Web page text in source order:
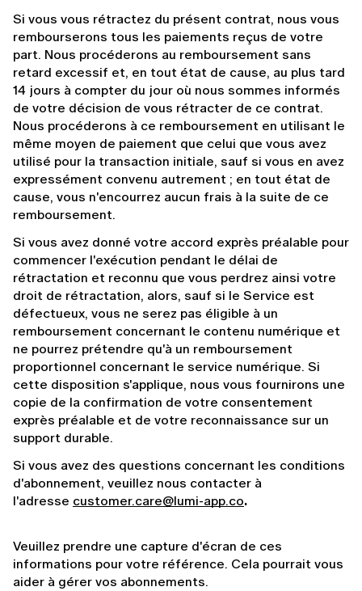
Si vous vous rétractez du présent contrat, nous vous
rembourserons tous les paiements reçus de votre
part. Nous procéderons au remboursement sans
retard excessif et, en tout état de cause, au plus tard
14 jours à compter du jour où nous sommes informés
de votre décision de vous rétracter de ce contrat.
Nous procéderons à ce remboursement en utilisant le
même moyen de paiement que celui que vous avez
utilisé pour la transaction initiale, sauf si vous en avez
expressément convenu autrement ; en tout état de
cause, vous n'encourrez aucun frais à la suite de ce
remboursement.
Si vous avez donné votre accord exprès préalable pour
commencer l'exécution pendant le délai de
rétractation et reconnu que vous perdrez ainsi votre
droit de rétractation, alors, sauf si le Service est
défectueux, vous ne serez pas éligible à un
remboursement concernant le contenu numérique et
ne pourrez prétendre qu'à un remboursement
proportionnel concernant le service numérique. Si
cette disposition s'applique, nous vous fournirons une
copie de la confirmation de votre consentement
exprès préalable et de votre reconnaissance sur un
support durable.
Si vous avez des questions concernant les conditions
d'abonnement, veuillez nous contacter à
l'adresse customer.care@lumi-app.co.
Veuillez prendre une capture d'écran de ces
informations pour votre référence. Cela pourrait vous
aider à gérer vos abonnements.